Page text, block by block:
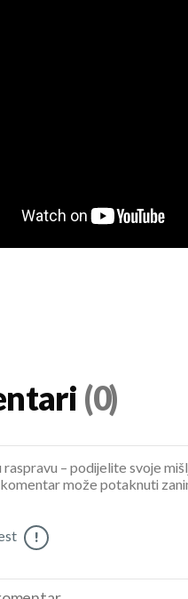
(0)
raspravu – podijelite svoje
može potaknuti
!